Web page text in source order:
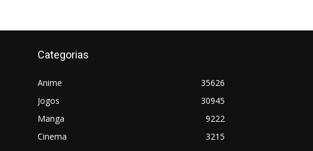
Categorias
Anime
35626
Jogos
30945
Manga
9222
Cinema
3215